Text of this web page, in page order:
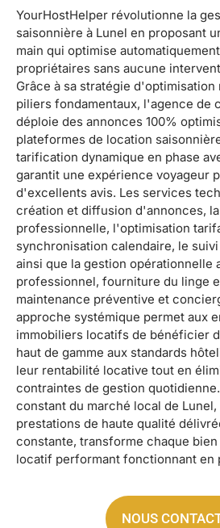
YourHostHelper révolutionne la
saisonnière à Lunel en proposant
main qui optimise
propriétaires sans aucune
Grâce à sa stratégie
piliers fondamentaux, l'agence de
déploie des annonces 100%
plateformes de location
tarification dynamique en phase
garantit une expérience voyageur
d'excellents avis. Les services
création et diffusion d'annonces,
professionnelle, l'optimisation
synchronisation calendaire, le
ainsi que la gestion opérationnelle
professionnel, fourniture du linge
maintenance préventive et
approche systémique permet aux
immobiliers locatifs de bénéficier
haut de gamme aux standards
leur rentabilité locative tout en
contraintes de gestion
constant du marché local de
prestations de haute qualité
constante, transforme chaque
locatif performant fonctionnant en
NOUS